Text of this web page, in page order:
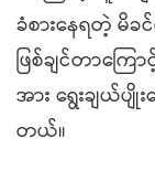
ခံစားနေရတဲ့ မိ
ဖြစ်ချင်တာကြ
အား ရွေးချယ်ပ
တယ်။